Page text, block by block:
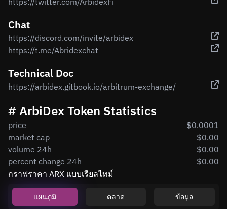
Chat
https://discord.com/invite/arbidex
https://t.me/Abridexchat
Technical Doc
https://arbidex.gitbook.io/arbitrum-exchange/
# ArbiDex Token Statistics
price
$0.0001
market cap
$0.00
volume 24h
$0.00
percent change 24h
$0.00
กราฟราคา ARX แบบเรียลไทม์
แผนภูมิ ตลาด ข้อมูล